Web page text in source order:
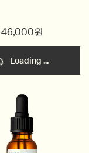
46,000원
Loading ...